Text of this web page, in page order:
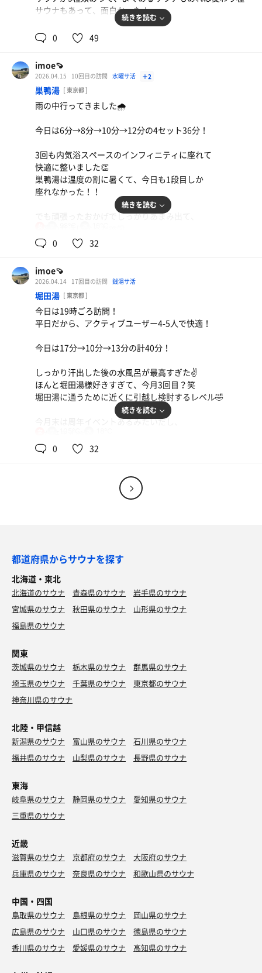
サウナもあって、面白かった！
いつも入ってる温度高め+湿度高めは人気で狭かったけ
ど、3回入れて良かった！
あと、昭和スタイルの遠赤外線サウナはカラカラで、
ノーマルでも十分良かったけど、
スタッフさんの水ミストとミント茶の噴射サービスで
より整った〜！！
涼冷凍って名前のセンスも好き！！
3周年で飲み放題も割引？だったからつけたけど、
だしと梅昆布茶の美味しいこと美味しいこと🤤
最後3回はこれらを飲むために入ってたまである🤣
だしと梅昆布茶にハマりそうな勢い笑
月1のLDのときに運良ければ行けるレベルだから
利用しちゃった〜リッチ💰
LINEのスタンプカード貯めてキーホルダー欲しいから、次
のLDも来れるように頑張ろ〜💕
続きを読む
0 49
imoe🍠
2026.04.15 10回目の訪問 水曜サ活 ＋2
巣鴨湯 [ 東京都 ]
雨の中行ってきました🌧️
今日は6分→8分→10分→12分の4セット36分！
3回も内気浴スペースのインフィニティに座れて
快適に整いました👏
巣鴨湯は温度の割に暑くて、今日も1段目しか
座れなかった！！
でも頑張ったおかげでしっかりあまみ出て、
またきます！
続きを読む
0 32
imoe🍠
2026.04.14 17回目の訪問 銭湯サ活
堀田湯 [ 東京都 ]
今日は19時ごろ訪問！
平日だから、アクティブユーザー4-5人で快適！
今日は17分→10分→13分の計40分！
しっかり汗出した後の水風呂が最高すぎた✌️
ほんと堀田湯様好きすぎて、今月3回目？笑
堀田湯に通うために近くに引越し検討するレベル🤣
今月末は周年イベントあるみたいだし、
続きを読む
0 32
都道府県からサウナを探す
北海道・東北
北海道のサウナ 青森県のサウナ
岩手県のサウナ
宮城県のサウナ
秋田県のサウナ
山形県のサウナ
福島県のサウナ
関東
茨城県のサウナ 栃木県のサウナ
群馬県のサウナ
埼玉県のサウナ
千葉県のサウナ
東京都のサウナ
神奈川県のサウナ
北陸・甲信越
新潟県のサウナ 富山県のサウナ
石川県のサウナ
福井県のサウナ
山梨県のサウナ 長野県のサウナ
東海
岐阜県のサウナ 静岡県のサウナ
愛知県のサウナ
三重県のサウナ
近畿
滋賀県のサウナ 京都府のサウナ
大阪府のサウナ
兵庫県のサウナ
奈良県のサウナ 和歌山県のサウナ
中国・四国
鳥取県のサウナ 島根県のサウナ
岡山県のサウナ
広島県のサウナ
山口県のサウナ
徳島県のサウナ
香川県のサウナ
愛媛県のサウナ 高知県のサウナ